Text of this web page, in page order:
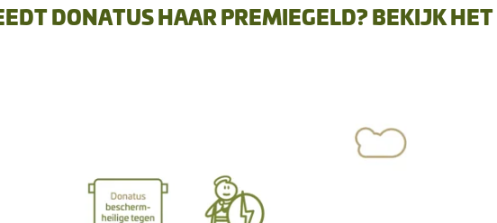
DONATUS HAAR PREMIEGELD? BEKIJK HET